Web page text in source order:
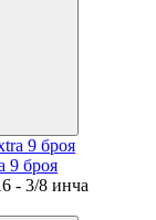
9 броя
- 3/8 инча